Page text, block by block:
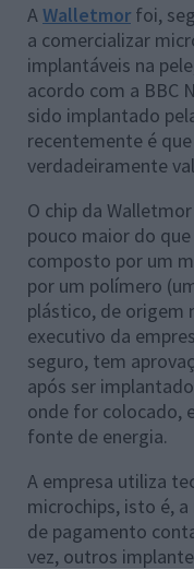
AWalletmor foi,
a comercializar
implantáveis na
acordo com a BBC
sido implantado
recentemente é
verdadeiramente
O chip da
pouco maior do
composto por um
por um polímero
plástico, de origem
executivo da
seguro, tem
após ser
onde for colocado,
fonte de energia.
A empresa utiliza
microchips, isto é,
de pagamento
vez, outros